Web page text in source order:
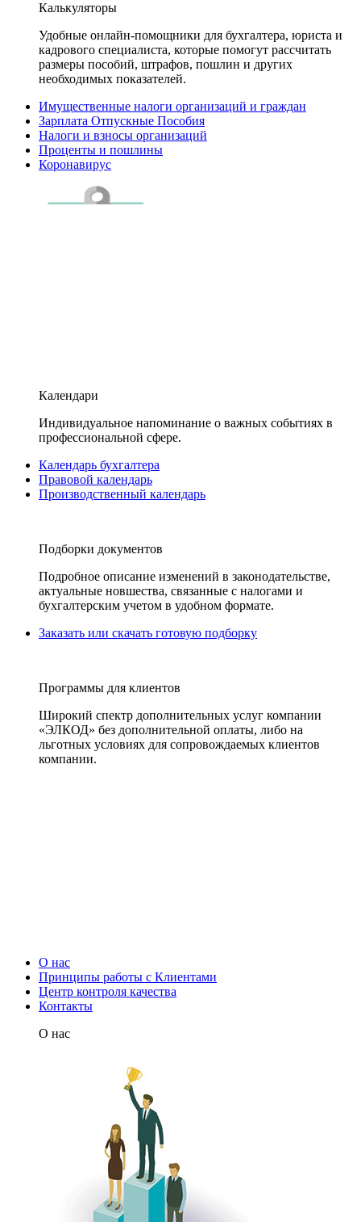
Калькуляторы
Удобные онлайн-помощники для бухгалтера, юриста и
кадрового специалиста, которые помогут рассчитать
размеры пособий, штрафов, пошлин и других
необходимых показателей.
Имущественные налоги организаций и граждан
Зарплата Отпускные Пособия
Налоги и взносы организаций
Проценты и пошлины
Коронавирус
Календари
Индивидуальное напоминание о важных событиях в
профессиональной сфере.
Календарь бухгалтера
Правовой календарь
Производственный календарь
Подборки документов
Подробное описание изменений в законодательстве,
актуальные новшества, связанные с налогами и
бухгалтерским учетом в удобном формате.
Заказать или скачать готовую подборку
Программы для клиентов
Широкий спектр дополнительных услуг компании
«ЭЛКОД» без дополнительной оплаты, либо на
льготных условиях для сопровождаемых клиентов
компании.
О нас
Принципы работы с Клиентами
Центр контроля качества
Контакты
О нас